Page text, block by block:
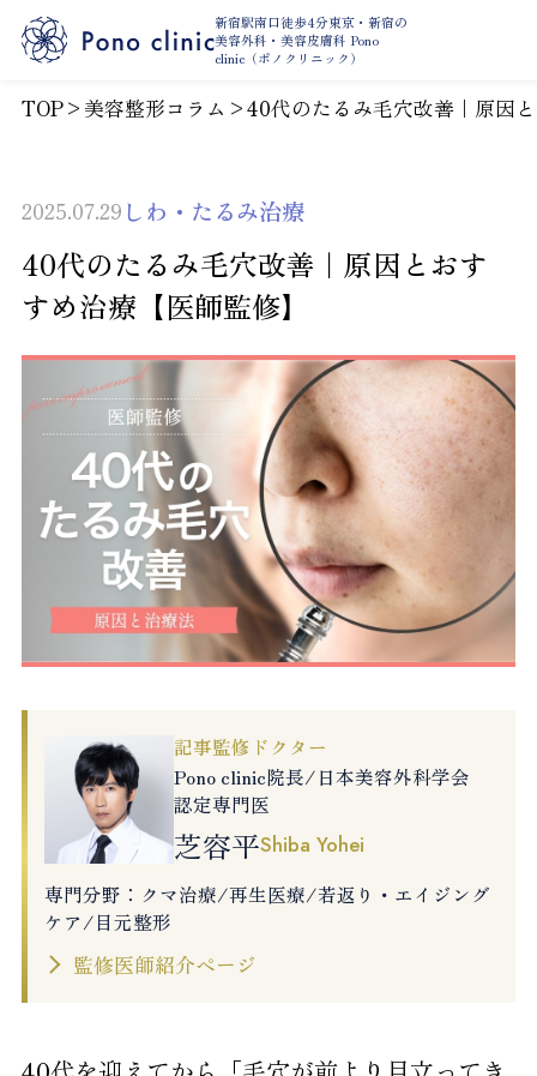
新宿駅南口徒歩4分東京・新宿の
美容外科・美容皮膚科 Pono
clinic（ポノクリニック）
TOP> 美容整形コラム >40代のたるみ毛穴改善｜原因
2025.07.29 しわ・たるみ治療
40代のたるみ毛穴改善｜原因とおす
すめ治療【医師監修】
記事監修ドクター
Pono clinic院長/日本美容外科学会
認定専門医
芝容平Shiba Yohei
専門分野：クマ治療/再生医療/若返り・エイジング
ケア/目元整形
監修医師紹介ページ